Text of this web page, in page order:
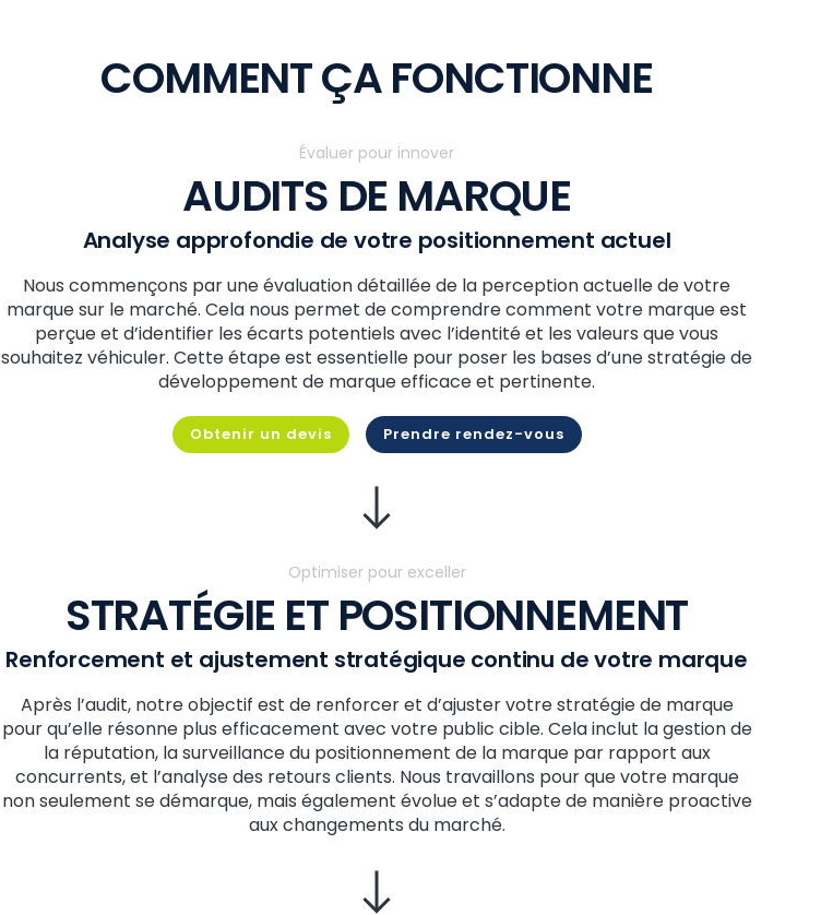
COMMENT ÇA FONCTIONNE
Évaluer pour innover
AUDITS DE MARQUE
Analyse approfondie de votre positionnement actuel
Nous commençons par une évaluation détaillée de la perception actuelle de votre
marque sur le marché. Cela nous permet de comprendre comment votre marque est
perçue et d’identifier les écarts potentiels avec l’identité et les valeurs que vous
souhaitez véhiculer. Cette étape est essentielle pour poser les bases d’une stratégie de
développement de marque efficace et pertinente.
Obtenir un devis Prendre rendez-vous
Optimiser pour exceller
STRATÉGIE ET POSITIONNEMENT
Renforcement et ajustement stratégique continu de votre marque
Après l’audit, notre objectif est de renforcer et d’ajuster votre stratégie de marque
pour qu’elle résonne plus efficacement avec votre public cible. Cela inclut la gestion de
la réputation, la surveillance du positionnement de la marque par rapport aux
concurrents, et l’analyse des retours clients. Nous travaillons pour que votre marque
non seulement se démarque, mais également évolue et s’adapte de manière proactive
aux changements du marché.